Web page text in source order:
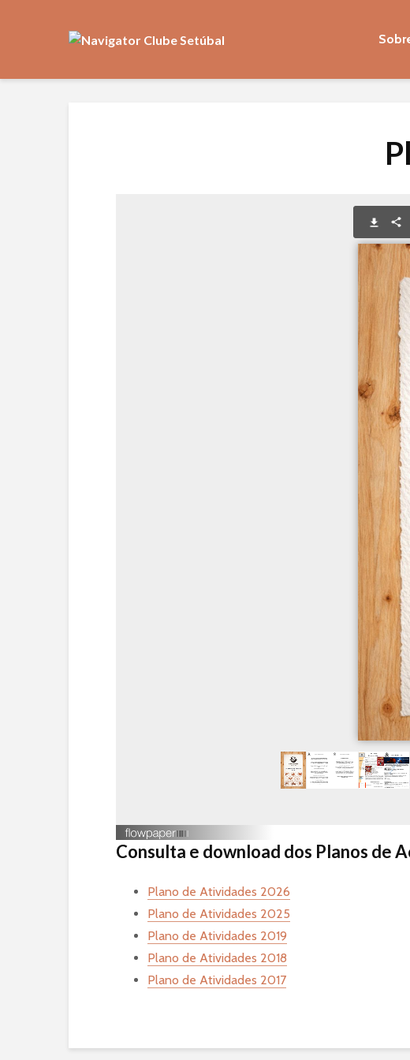
Consulta e download dos Planos de
Plano de Atividades 2026
Plano de Atividades 2025
Plano de Atividades 2019
Plano de Atividades 2018
Plano de Atividades 2017